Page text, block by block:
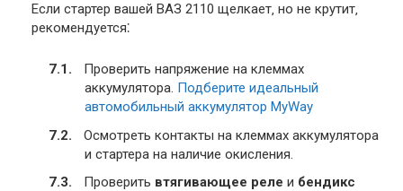
Если стартер вашей ВАЗ 2110 щелкает‚ но не крутит‚
рекомендуется⁚
Проверить напряжение на клеммах
аккумулятора. Подберите идеальный
автомобильный аккумулятор MyWay
Осмотреть контакты на клеммах аккумулятора
и стартера на наличие окисления.
Проверить втягивающее реле и бендикс